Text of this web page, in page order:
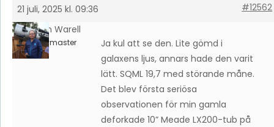
21 juli, 2025 kl. 09:36
#12562
Johan Warell
Keymaster
Ja kul att se den. Lite gömd i
galaxens ljus, annars hade den varit
lätt. SQML 19,7 med störande måne.
Det blev första seriösa
observationen för min gamla
deforkade 10” Meade LX200-tub på